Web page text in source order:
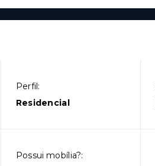
Perfil:
Residencial
Possui mobília?: